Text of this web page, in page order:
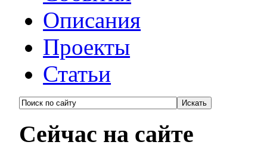
Описания
Проекты
Статьи
Сейчас на сайте